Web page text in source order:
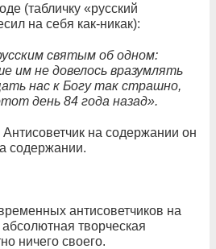
(табличку «русский
на себя как-никак):
святым об одном:
им не довелось вразумлять
нас к Богу так страшно,
день 84 года назад».
Антисоветчик на содержании он
содержании.
антисоветчиков на
творческая
ничего своего.